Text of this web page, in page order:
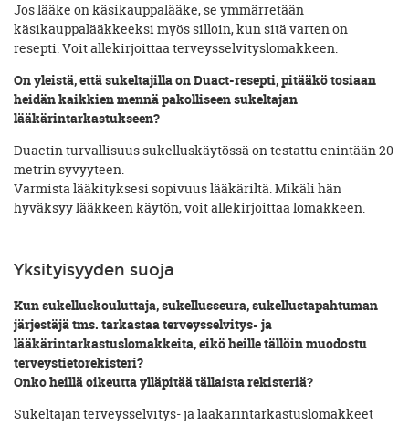
Jos lääke on käsikauppalääke, se ymmärretään
käsikauppalääkkeeksi myös silloin, kun sitä varten on
resepti. Voit allekirjoittaa terveysselvityslomakkeen.
On yleistä, että sukeltajilla on Duact-resepti, pitääkö tosiaan
heidän kaikkien mennä pakolliseen sukeltajan
lääkärintarkastukseen?
Duactin turvallisuus sukelluskäytössä on testattu enintään 20
metrin syvyyteen.
Varmista lääkityksesi sopivuus lääkäriltä. Mikäli hän
hyväksyy lääkkeen käytön, voit allekirjoittaa lomakkeen.
Yksityisyyden suoja
Kun sukelluskouluttaja, sukellusseura, sukellustapahtuman
järjestäjä tms. tarkastaa terveysselvitys- ja
lääkärintarkastuslomakkeita, eikö heille tällöin muodostu
terveystietorekisteri?
Onko heillä oikeutta ylläpitää tällaista rekisteriä?
Sukeltajan terveysselvitys- ja lääkärintarkastuslomakkeet